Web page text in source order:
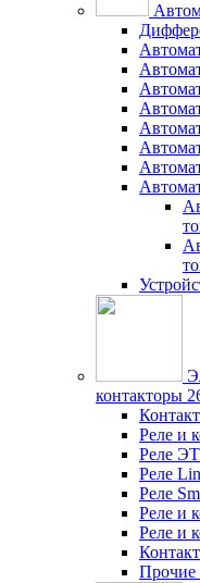
контакторы
Реле и
Реле
Реле
Реле
Реле и
Реле и
Прочие